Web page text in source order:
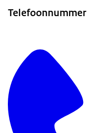
Telefoonnummer